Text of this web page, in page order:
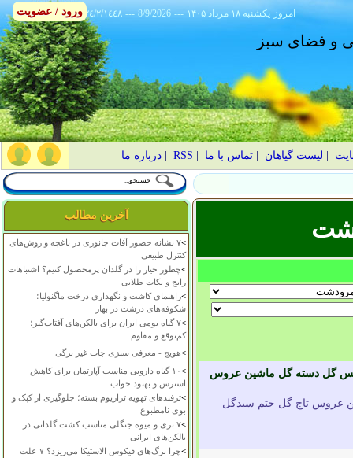
٢٤/٢/١٤٤٨ --- 8/9/2026 --- ۱۴۰۵ يکشنبه ۱۸ مرداد امروز
و فضای سبز
لیست گیاهان |تماس با ما RSS
|درباره ما
آخرین مطالب
>
۷ نشانه حضور آفات جانوری در باغچه و روش‌های
کنترل طبیعی
>چطور خیار را در گلدان پرمحصول کنیم؟ اشتباهات
رایج و نکات طلایی
>راهنمای کاشت و نگهداری درخت ماگنولیا؛
شکوفه‌های درشت در بهار
>
۷ گیاه بومی ایران برای بالکن‌های آفتاب‌گیر؛
کم‌توقع و مقاوم
>هویج - معرفی سبزی جات غیر برگی
>
۱۰ گیاه دارویی مناسب آپارتمان برای کاهش
استرس و بهبود خواب
>ترفندهای تهویه تراریوم بسته؛ جلوگیری از کپک و
بوی نامطبوع
>
۷ بری و میوه جنگلی مناسب کشت گلدانی در
بالکن‌های ایرانی
>
چرا برگ‌های فیکوس الاستیکا می‌ریزد؟ ۷ علت
گل دسته گل ماشین عروس
عروس تاج گل ختم سبدگل
ورود / عضویت